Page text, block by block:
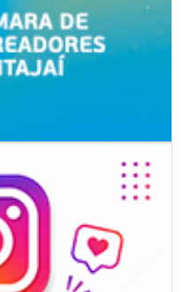
resultado da região